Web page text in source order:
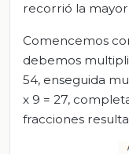
recorrió la
Comencemos
debemos
54, enseguida
x 9 = 27,
fracciones